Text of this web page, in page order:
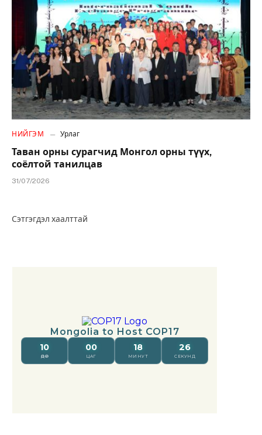
НИЙГЭМ Урлаг
Таван орны сурагчид Монгол орны түүх,
соёлтой танилцав
31/07/2026
Сэтгэгдэл хаалттай